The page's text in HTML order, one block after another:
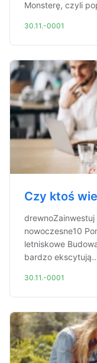
Monsterę, czyli
30.11.-0001
Czy ktoś
nowoczesne10
letniskowe
bardzo
30.11.-0001